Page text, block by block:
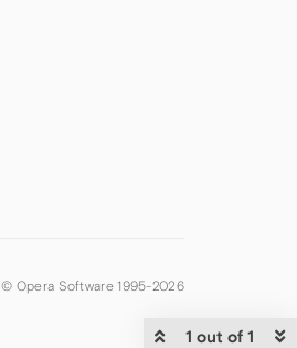
1 out of 1
© Opera Software 1995-2026